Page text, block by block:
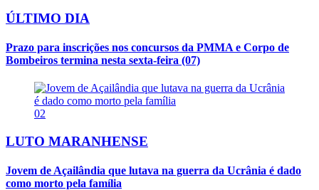
ÚLTIMO DIA
Prazo para inscrições nos concursos da PMMA e Corpo de
Bombeiros termina nesta sexta-feira (07)
02
LUTO MARANHENSE
Jovem de Açailândia que lutava na guerra da Ucrânia é dado
como morto pela família